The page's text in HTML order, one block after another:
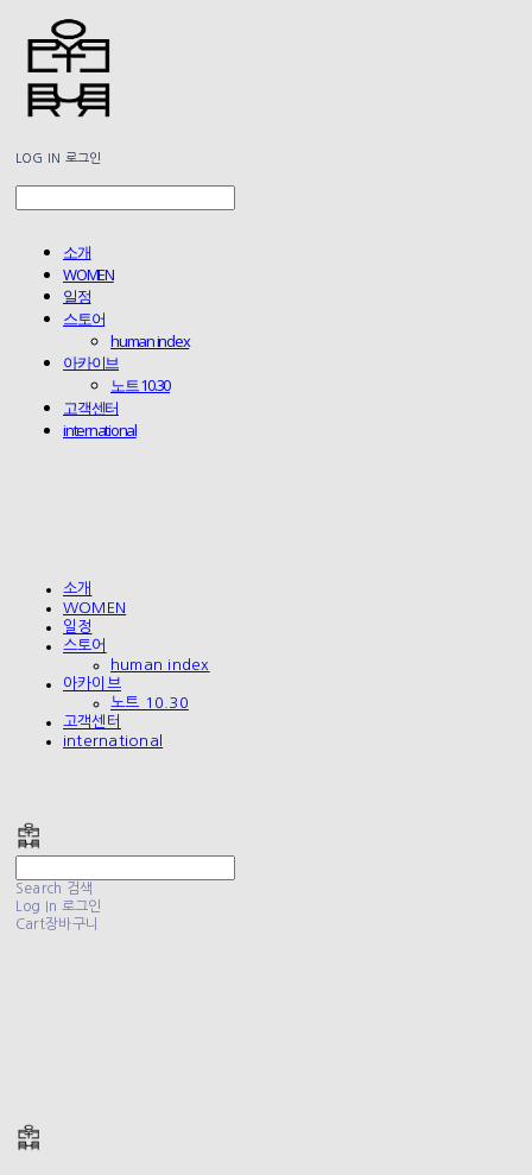
LOG IN 로그인
소개
WOMEN
일정
스토어
human index
아카이브
노트 10.30
고객센터
international
소개
WOMEN
일정
스토어
human index
아카이브
노트 10.30
고객센터
international
Search 검색
Log In 로그인
Cart장바구니